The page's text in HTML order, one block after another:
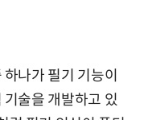
나가 필기 기능이
술을 개발하고 있